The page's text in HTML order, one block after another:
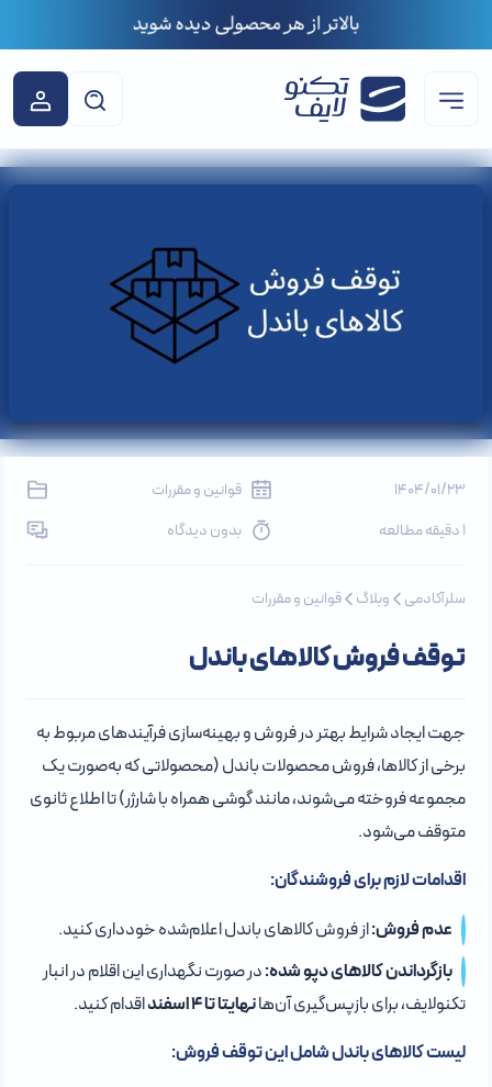
1404/01/23
قوانین و مقررات
1 دقیقه مطالعه
بدون دیدگاه
سلرآکادمی وبلاگ قوانین و مقررات
توقف فروش کالاهای باندل
جهت ایجاد شرایط بهتر در فروش و بهینه‌سازی فرآیندهای مربوط به
برخی از کالاها، فروش محصولات باندل (محصولاتی که به‌صورت یک
مجموعه فروخته می‌شوند، مانند گوشی همراه با شارژر) تا اطلاع ثانوی
متوقف می‌شود.
اقدامات لازم برای فروشندگان:
عدم فروش:از فروش کالاهای باندل اعلام‌شده خودداری کنید.
بازگرداندن کالاهای دپو شده:در صورت نگهداری این اقلام در انبار
تکنولایف، برای بازپس‌گیری آن‌هانهایتا تا ۴ اسفند
اقدام کنید.
لیست کالاهای باندل شامل این توقف فروش: